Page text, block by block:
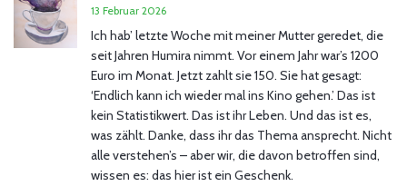
13 Februar 2026
Ich hab’ letzte Woche mit meiner Mutter geredet, die
seit Jahren Humira nimmt. Vor einem Jahr war’s 1200
Euro im Monat. Jetzt zahlt sie 150. Sie hat gesagt:
‘Endlich kann ich wieder mal ins Kino gehen.’ Das ist
kein Statistikwert. Das ist ihr Leben. Und das ist es,
was zählt. Danke, dass ihr das Thema ansprecht. Nicht
alle verstehen’s – aber wir, die davon betroffen sind,
wissen es: das hier ist ein Geschenk.